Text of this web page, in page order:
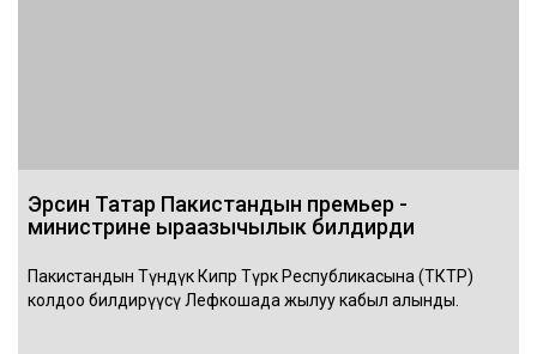
Эрсин Татар Пакистандын премьер -
министрине ыраазычылык билдирди
Пакистандын Түндүк Кипр Түрк Республикасына (ТКТР)
колдоо билдирүүсү Лефкошада жылуу кабыл алынды.